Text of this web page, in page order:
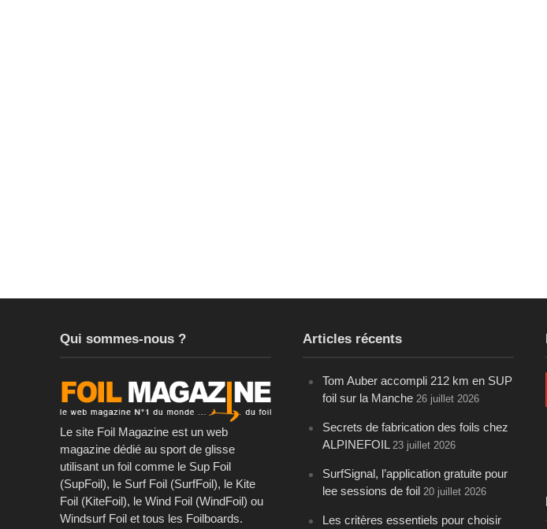
Qui sommes-nous ?
Le site Foil Magazine est un web
magazine dédié au sport de glisse
utilisant un foil comme le Sup Foil
(SupFoil), le Surf Foil (SurfFoil), le Kite
Foil (KiteFoil), le Wind Foil (WindFoil) ou
Windsurf Foil et tous les Foilboards.
Articles récents
Tom Auber accompli 212 km en SUP
foil sur la Manche 26 juillet 2026
Secrets de fabrication des foils chez
ALPINEFOIL 23 juillet 2026
SurfSignal, l’application gratuite pour
lee sessions de foil 20 juillet 2026
Les critères essentiels pour choisir